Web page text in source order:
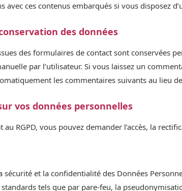
avec ces contenus embarqués si vous disposez
des données
des formulaires de contact sont conservées
par l’utilisateur. Si vous laissez un
les commentaires suivants au lieu
vos données personnelles
au RGPD, vous pouvez demander l’accès, la
sécurité et la confidentialité des Données
tels que par pare-feu, la